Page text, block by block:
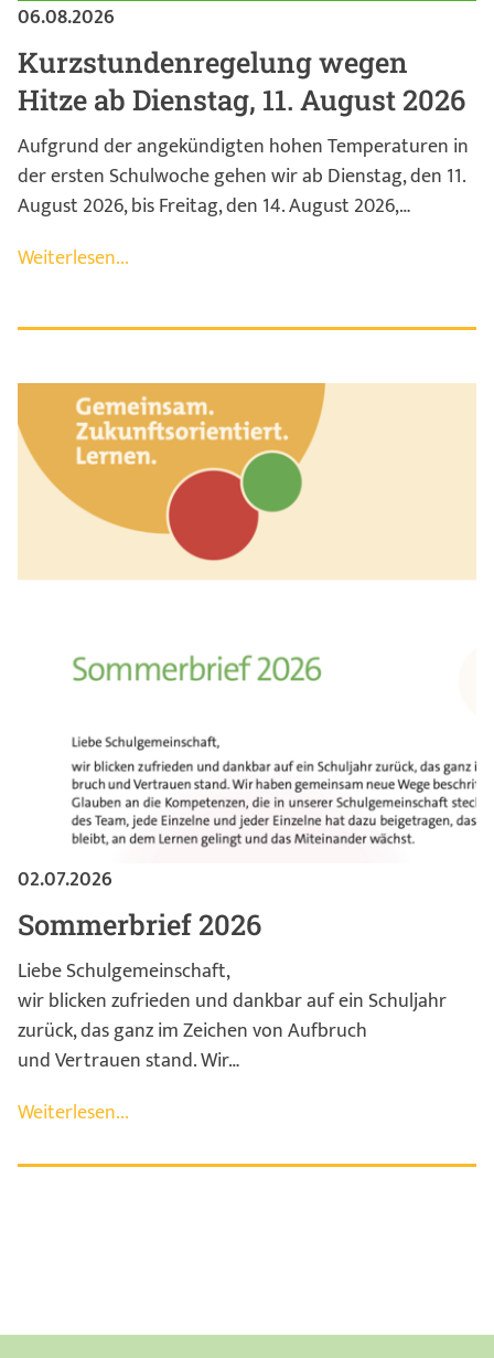
06.08.2026
Kurzstundenregelung wegen
Hitze ab Dienstag, 11. August 2026
Aufgrund der angekündigten hohen Temperaturen in
der ersten Schulwoche gehen wir ab Dienstag, den 11.
August 2026, bis Freitag, den 14. August 2026,…
Weiterlesen...
02.07.2026
Sommerbrief 2026
Liebe Schulgemeinschaft,
wir blicken zufrieden und dankbar auf ein Schuljahr
zurück, das ganz im Zeichen von Aufbruch
und Vertrauen stand. Wir…
Weiterlesen...